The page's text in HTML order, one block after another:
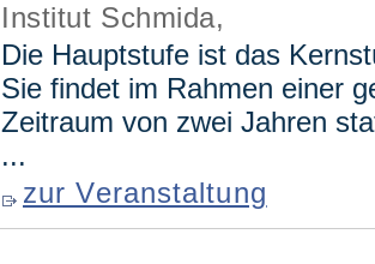
Institut Schmida,
Die Hauptstufe ist das
Sie findet im Rahmen einer
Zeitraum von zwei Jahren
...
zur Veranstaltung